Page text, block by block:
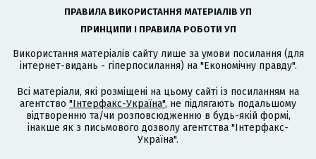
ПРАВИЛА ВИКОРИСТАННЯ МАТЕРІАЛІВ УП
ПРИНЦИПИ І ПРАВИЛА РОБОТИ УП
Використання матеріалів сайту лише за умови посилання (для
інтернет-видань - гіперпосилання) на "Економічну правду".
Всі матеріали, які розміщені на цьому сайті із посиланням на
агентство "Інтерфакс-Україна", не підлягають подальшому
відтворенню та/чи розповсюдженню в будь-якій формі,
інакше як з письмового дозволу агентства "Інтерфакс-
Україна".